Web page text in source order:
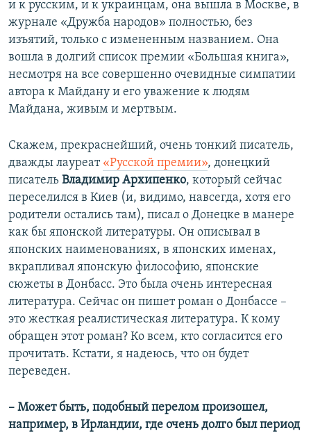
и к русским, и к украинцам, она вышла в Москве, в
журнале «Дружба народов» полностью, без
изъятий, только с измененным названием. Она
вошла в долгий список премии «Большая книга»,
несмотря на все совершенно очевидные симпатии
автора к Майдану и его уважение к людям
Майдана, живым и мертвым.
Скажем, прекраснейший, очень тонкий писатель,
дважды лауреат «Русской премии», донецкий
писатель Владимир Архипенко, который сейчас
переселился в Киев (и, видимо, навсегда, хотя его
родители остались там), писал о Донецке в манере
как бы японской литературы. Он описывал в
японских наименованиях, в японских именах,
вкрапливал японскую философию, японские
сюжеты в Донбасс. Это была очень интересная
литература. Сейчас он пишет роман о Донбассе –
это жесткая реалистическая литература. К кому
обращен этот роман? Ко всем, кто согласится его
прочитать. Кстати, я надеюсь, что он будет
переведен.
–​ Может быть, подобный перелом произошел,
например, в Ирландии, где очень долго был период